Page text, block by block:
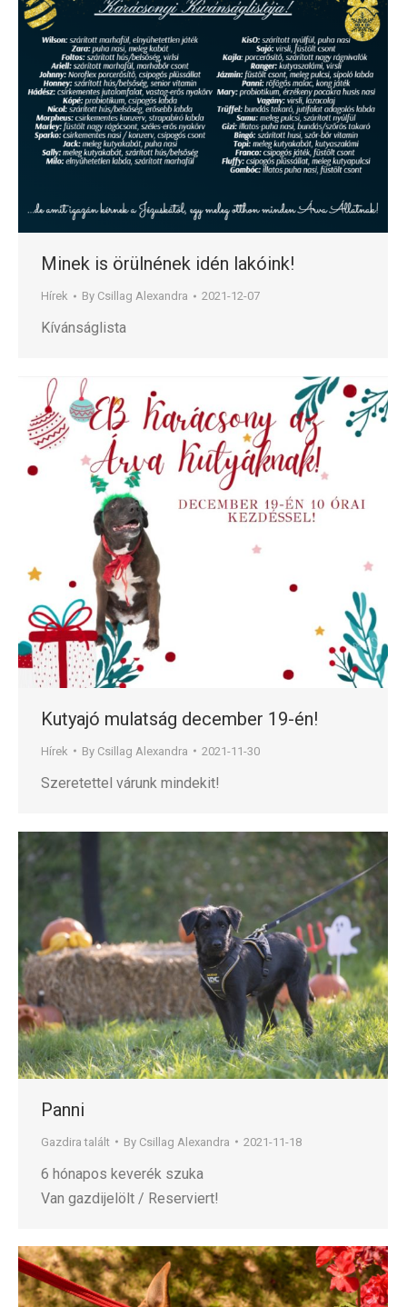
Minek is örülnének idén lakóink!
Hírek By Csillag Alexandra 2021-12-07
Kívánságlista
Kutyajó mulatság december 19-én!
Hírek By Csillag Alexandra 2021-11-30
Szeretettel várunk mindekit!
Panni
Gazdira talált By Csillag Alexandra 2021-11-18
6 hónapos keverék szuka
Van gazdijelölt / Reserviert!